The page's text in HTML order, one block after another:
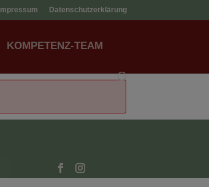
Impressum Datenschutzerklärung
KOMPETENZ-TEAM